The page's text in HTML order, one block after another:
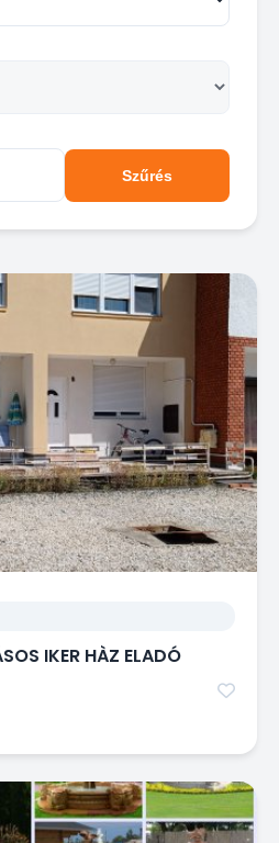
Szűrés
IKER HÀZ ELADÓ